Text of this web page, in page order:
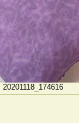
20201118_174616